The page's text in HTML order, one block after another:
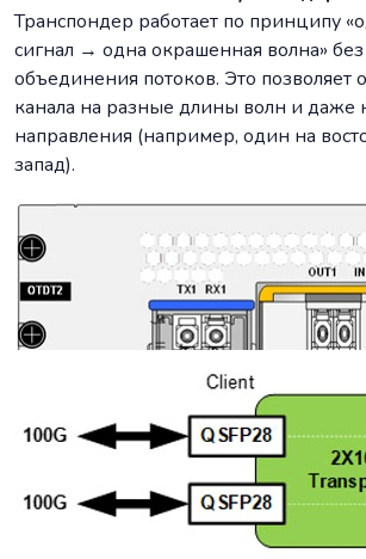
Транспондер работает по принципу
сигнал → одна окрашенная волна» без
объединения потоков. Это позволяет
канала на разные длины волн и даже
направления (например, один на
запад).